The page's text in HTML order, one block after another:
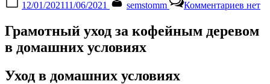
on
12/01/202111/06/2021 semstomm Комментариев
уход
нет
Грамотный уход за кофейным деревом
в домашних условиях
Уход в домашних условиях